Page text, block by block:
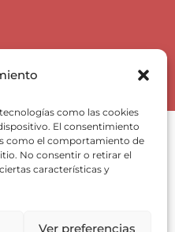
como las cookies
El consentimiento
como el comportamiento de
No consentir o retirar el
características y
Ver preferencias
Ecológica y el